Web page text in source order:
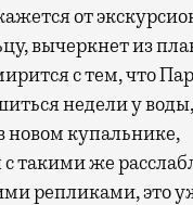
от
вычеркнет из
с тем, что
недели у
новом купальнике,
с такими же
репликами, это